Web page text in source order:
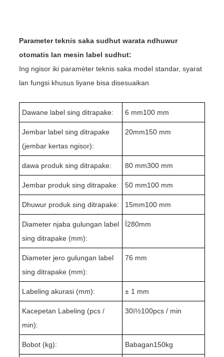
Parameter teknis saka sudhut warata ndhuwur
otomatis lan mesin label sudhut:
Ing ngisor iki paramèter teknis saka model standar, syarat
lan fungsi khusus liyane bisa disesuaikan
Dawane label sing ditrapake: 6 mm100 mm
Jembar label sing ditrapake
(jembar kertas ngisor):
20mm150 mm
dawa produk sing ditrapake: 80 mm300 mm
Jembar produk sing ditrapake: 50 mm100 mm
Dhuwur produk sing ditrapake: 15mm100 mm
Diameter njaba gulungan label
sing ditrapake (mm):
Ï280mm
Diameter jero gulungan label
sing ditrapake (mm):
76 mm
Labeling akurasi (mm): ± 1 mm
Kacepetan Labeling (pcs /
min):
30ï½100pcs / min
Bobot (kg): Babagan150kg